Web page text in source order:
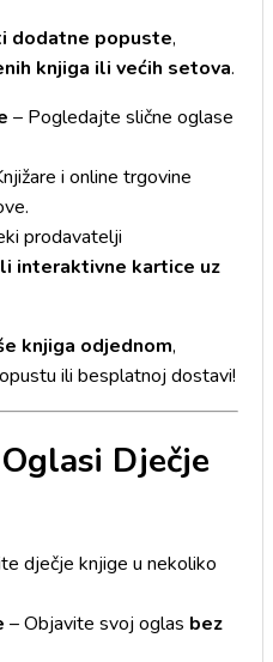
dodatne popuste,
knjiga ili većih setova.
– Pogledajte slične oglase
i online trgovine
prodavatelji
interaktivne kartice uz
knjiga odjednom,
ili besplatnoj dostavi!
Dječje
dječje knjige u nekoliko
– Objavite svoj oglas bez